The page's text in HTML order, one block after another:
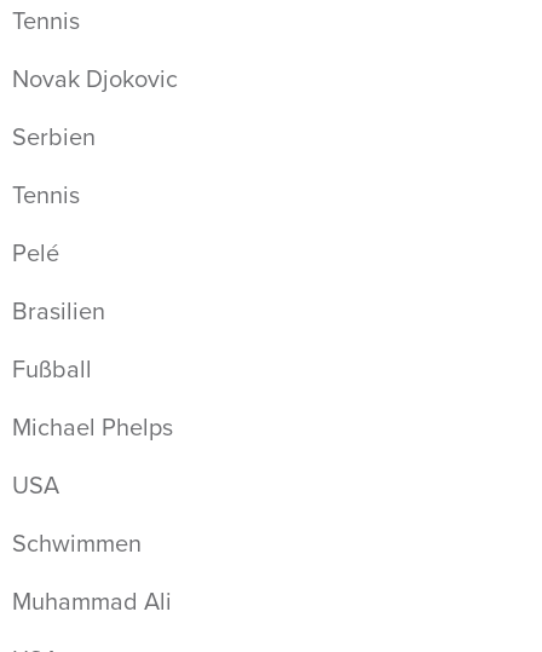
Tennis
Novak Djokovic
Serbien
Tennis
Pelé
Brasilien
Fußball
Michael Phelps
USA
Schwimmen
Muhammad Ali